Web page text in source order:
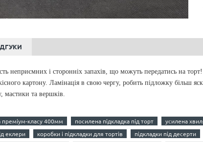
неприємних і сторонніх запахів, що можуть передатись на
картону. Ламінація в свою чергу, робить підложку більш
мастики та вершків.
преміум-класу 400мм посилена підкладка під торт усилена
еклери коробки і підкладки для тортів підкладки під десерти